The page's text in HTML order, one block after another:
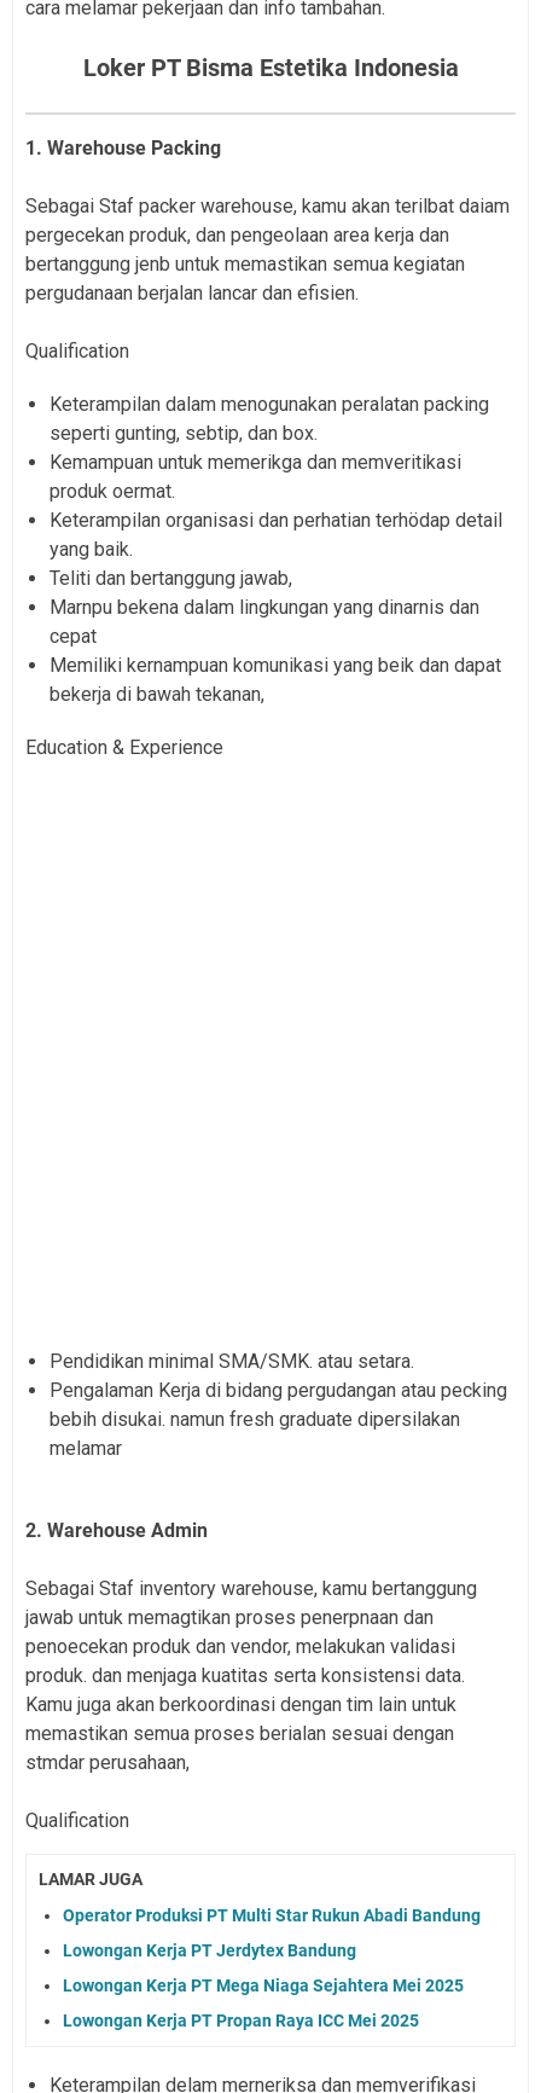
cara melamar pekerjaan dan info tambahan.
Loker PT Bisma Estetika Indonesia
1. Warehouse Packing
Sebagai Staf packer warehouse, kamu akan terilbat daiam
pergecekan produk, dan pengeolaan area kerja dan
bertanggung jenb untuk memastikan semua kegiatan
pergudanaan berjalan lancar dan efisien.
Qualification
Keterampilan dalam menogunakan peralatan packing
seperti gunting, sebtip, dan box.
Kemampuan untuk memerikga dan memveritikasi
produk oermat.
Keterampilan organisasi dan perhatian terhödap detail
yang baik.
Teliti dan bertanggung jawab,
Marnpu bekena dalam lingkungan yang dinarnis dan
cepat
Memiliki kernampuan komunikasi yang beik dan dapat
bekerja di bawah tekanan,
Education & Experience
Pendidikan minimal SMA/SMK. atau setara.
Pengalaman Kerja di bidang pergudangan atau pecking
bebih disukai. namun fresh graduate dipersilakan
melamar
2. Warehouse Admin
Sebagai Staf inventory warehouse, kamu bertanggung
jawab untuk memagtikan proses penerpnaan dan
penoecekan produk dan vendor, melakukan validasi
produk. dan menjaga kuatitas serta konsistensi data.
Kamu juga akan berkoordinasi dengan tim lain untuk
memastikan semua proses berialan sesuai dengan
stmdar perusahaan,
Qualification
LAMAR JUGA
Operator Produksi PT Multi Star Rukun Abadi Bandung
Lowongan Kerja PT Jerdytex Bandung
Lowongan Kerja PT Mega Niaga Sejahtera Mei 2025
Lowongan Kerja PT Propan Raya ICC Mei 2025
Keterampilan delam merneriksa dan memverifikasi